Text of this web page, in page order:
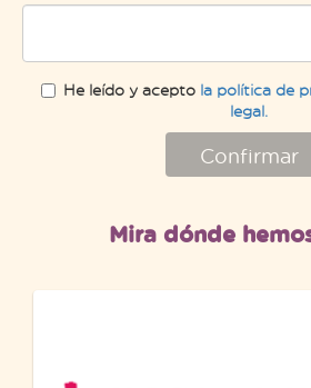
He leído y acepto la política de
legal.
Confirmar
Mira dónde